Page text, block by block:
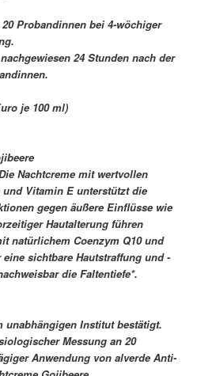
Probandinnen bei 4-wöchiger
24 Stunden nach der
je 100 ml)
Nachtcreme mit wertvollen
Vitamin E unterstützt die
gegen äußere Einflüsse wie
Hautalterung führen
natürlichem Coenzym Q10 und
sichtbare Hautstraffung und -
die Faltentiefe*.
unabhängigen Institut bestätigt.
Messung an 20
Anwendung von alverde Anti-